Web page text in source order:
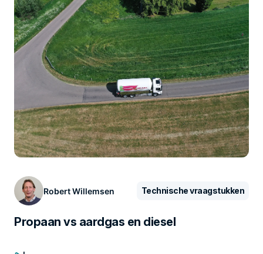
Robert Willemsen Technische vraagstukken
Propaan vs aardgas en diesel